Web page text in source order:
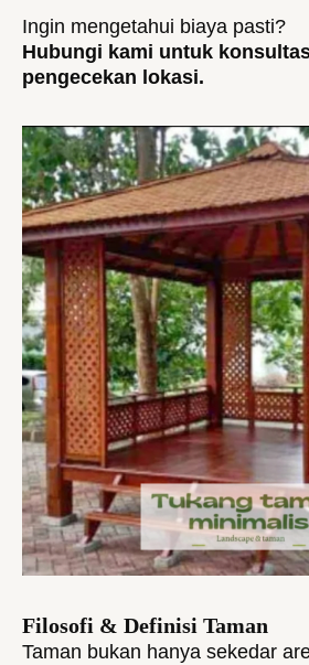
Ingin mengetahui biaya pasti?
Hubungi kami untuk
pengecekan lokasi.
Filosofi & Definisi Taman
Taman bukan hanya sekedar